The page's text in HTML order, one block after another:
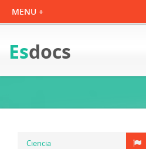
Esdocs
Ciencia